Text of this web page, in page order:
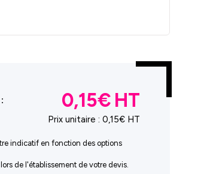
0,15€
Prix unitaire : 0,15€ HT
indicatif en fonction des options
de l'établissement de votre devis.